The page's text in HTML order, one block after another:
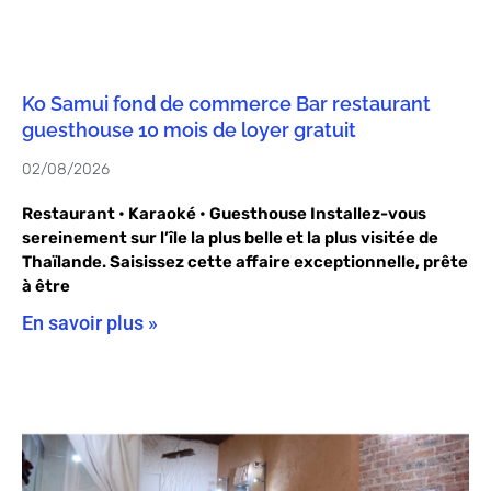
Ko Samui fond de commerce Bar restaurant
guesthouse 10 mois de loyer gratuit
02/08/2026
Restaurant • Karaoké • Guesthouse Installez-vous
sereinement sur l’île la plus belle et la plus visitée de
Thaïlande. Saisissez cette affaire exceptionnelle, prête
à être
En savoir plus »